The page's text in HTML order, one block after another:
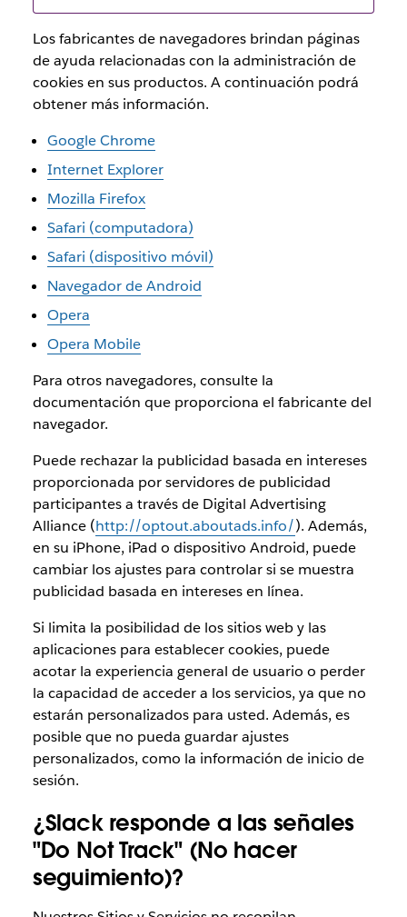
Los fabricantes de navegadores brindan páginas
de ayuda relacionadas con la administración de
cookies en sus productos. A continuación podrá
obtener más información.
Google Chrome
Internet Explorer
Mozilla Firefox
Safari (computadora)
Safari (dispositivo móvil)
Navegador de Android
Opera
Opera Mobile
Para otros navegadores, consulte la
documentación que proporciona el fabricante del
navegador.
Puede rechazar la publicidad basada en intereses
proporcionada por servidores de publicidad
participantes a través de Digital Advertising
Alliance (http://optout.aboutads.info/). Además,
en su iPhone, iPad o dispositivo Android, puede
cambiar los ajustes para controlar si se muestra
publicidad basada en intereses en línea.
Si limita la posibilidad de los sitios web y las
aplicaciones para establecer cookies, puede
acotar la experiencia general de usuario o perder
la capacidad de acceder a los servicios, ya que no
estarán personalizados para usted. Además, es
posible que no pueda guardar ajustes
personalizados, como la información de inicio de
sesión.
¿Slack responde a las señales
"Do Not Track" (No hacer
seguimiento)?